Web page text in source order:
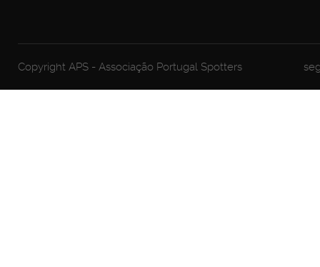
Copyright APS - Associação Portugal Spotters